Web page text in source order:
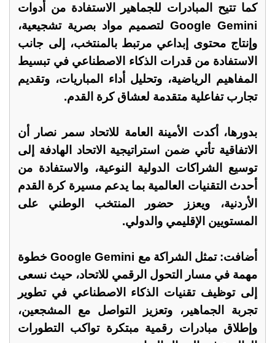
كما تتيح المبادرات للجماهير الاستفادة من أدوات
Google Gemini لتصميم مواد بصرية تشجيعية،
وإنتاج محتوى إبداعي مرتبط بالمنتخب، إلى جانب
الاستفادة من قدرات الذكاء الاصطناعي في تبسيط
المفاهيم الرياضية، وتحليل أداء المباريات، وتقديم
تجارب تفاعلية متقدمة لعشاق كرة القدم.
بدورها، أكدت الأمينة العامة للاتحاد سمر نصار أن
الاتفاقية تأتي ضمن استراتيجية الاتحاد الهادفة إلى
توسيع الشراكات الدولية النوعية، والاستفادة من
أحدث التقنيات العالمية بما يدعم مسيرة كرة القدم
الأردنية، ويعزز حضور المنتخب الوطني على
المستويين الإقليمي والدولي.
أضافت: تمثل الشراكة مع Google Gemini خطوة
مهمة في مسار التحول الرقمي للاتحاد، حيث نسعى
إلى توظيف تقنيات الذكاء الاصطناعي في تطوير
تجربة الجماهير، وتعزيز التواصل مع المشجعين،
وإطلاق مبادرات رقمية مبتكرة تواكب التطورات